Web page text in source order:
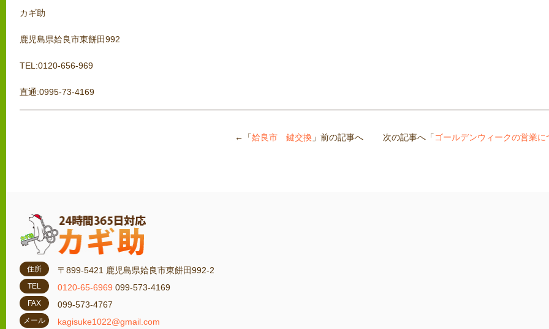
カギ助
鹿児島県姶良市東餅田992
TEL:0120-656-969
直通:0995-73-4169
←「姶良市 鍵交換 」前の記事へ 次の記事へ「 ゴールデンウィークの営業に
住所 〒899-5421 鹿児島県姶良市東餅田992-2
TEL 0120-65-6969 099-573-4169
FAX 099-573-4767
メール kagisuke1022@gmail.com